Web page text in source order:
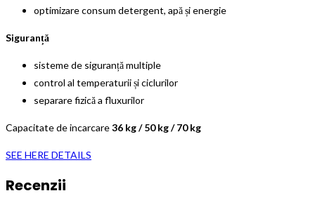
optimizare consum detergent, apă și energie
Siguranță
sisteme de siguranță multiple
control al temperaturii și ciclurilor
separare fizică a fluxurilor
Capacitate de incarcare36 kg / 50 kg / 70 kg
SEE HERE DETAILS
Recenzii